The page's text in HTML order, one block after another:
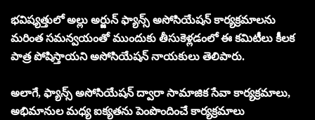
భవిష్యత్తులో అల్లు అర్జున్ ఫ్యాన్స్ అసోసియేషన్ కార్యక్రమాలను
మరింత సమన్వయంతో ముందుకు తీసుకెళ్లడంలో ఈ కమిటీలు కీలక
పాత్ర పోషిస్తాయని అసోసియేషన్ నాయకులు తెలిపారు.
అలాగే, ఫ్యాన్స్ అసోసియేషన్ ద్వారా సామాజిక సేవా కార్యక్రమాలు,
అభిమానుల మధ్య ఐక్యతను పెంపొందించే కార్యక్రమాలు